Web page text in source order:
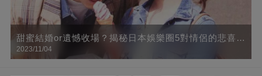
甜蜜結婚or遺憾收場？揭秘日本娛樂圈5對情侶的悲喜人
生
2023/11/04